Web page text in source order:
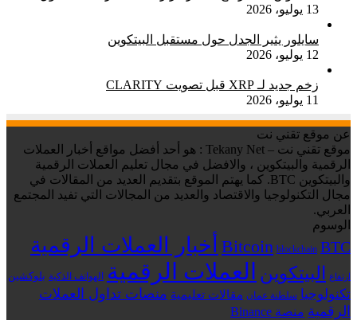
13 يوليو، 2026
سايلور يثير الجدل حول مستقبل البيتكوين
12 يوليو، 2026
زخم جديد لـ XRP قبل تصويت CLARITY
11 يوليو، 2026
عن موقع تقني نت
موقع تقني نت – Tekany Net : هو أحد أفضل مواقع أخبار العملات
الرقمية والبيتكوين ، والافضل في مجال تعليم العملات الرقمية
والبيتكوين BTC. كما يهتم الموقع بتقديم العديد من المقالات في
مجال التكنولوجيا والاقتصاد والعديد من المجالات التي تفيد المجتمع
العربي.
الوسوم
Bitcoin blockchain BTC أخبار العملات الرقمية
ارتفاع البيتكوين العملات الرقمية الهواتف الذكية بلوكشين
تكنولوجيا سلطنة عمان مقالات تعليمية منصات تداول العملات
الرقمية منصة Binance